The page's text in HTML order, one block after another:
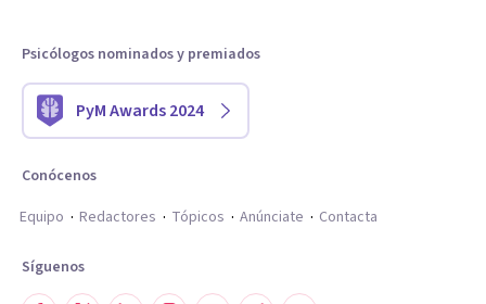
Psicólogos nominados y premiados
PyM Awards 2024
Conócenos
Equipo
Redactores Tópicos Anúnciate Contacta
Síguenos